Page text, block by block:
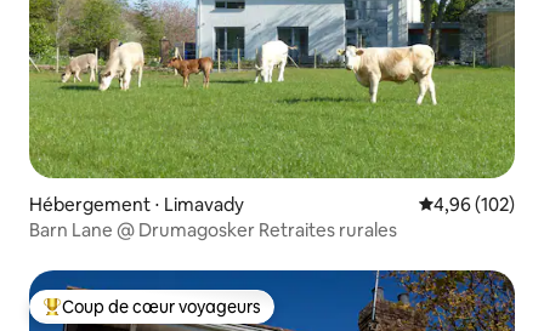
Hébergement ⋅ Limavady Évaluation
4,96 (102)
Barn Lane @ Drumagosker Retraites rurales
Coups de cœur voyageurs les plus appréciés
Coup de cœur voyageurs